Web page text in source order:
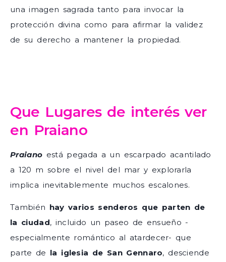
una imagen sagrada tanto para invocar la
protección divina como para afirmar la validez
de su derecho a mantener la propiedad.
Que Lugares de interés ver
en Praiano
Praiano está pegada a un escarpado acantilado
a 120 m sobre el nivel del mar y explorarla
implica inevitablemente muchos escalones.
También hay varios senderos que parten de
la ciudad, incluido un paseo de ensueño -
especialmente romántico al atardecer- que
parte de la iglesia de San Gennaro, desciende